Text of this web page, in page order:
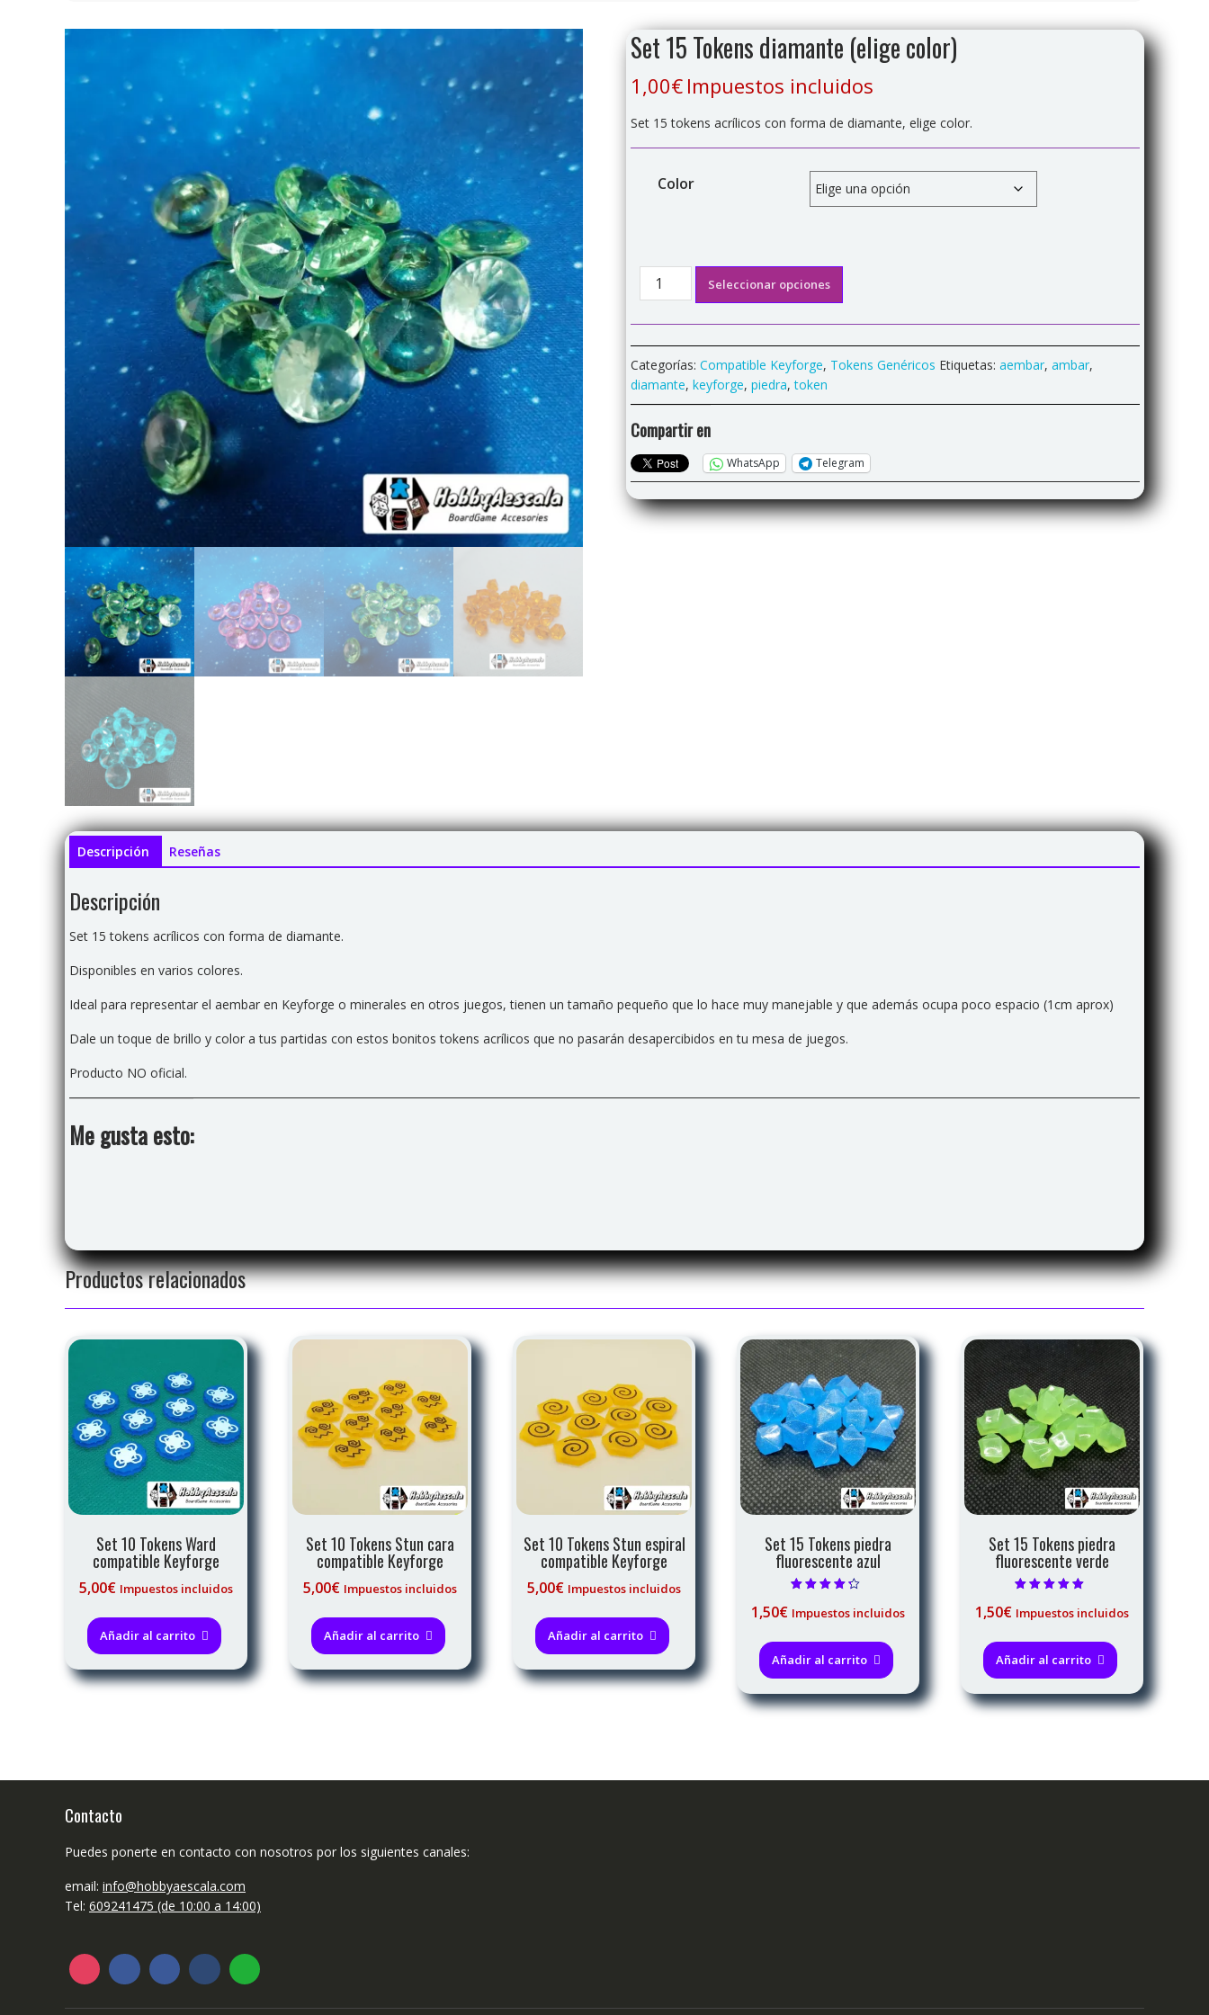
Set 15 Tokens diamante (elige color)
1,00€ Impuestos incluidos
Set 15 tokens acrílicos con forma de diamante, elige color.
Color
Set
color)
cantidad
Seleccionar opciones
Categorías: Compatible Keyforge, Tokens Genéricos Etiquetas: aembar, ambar,
diamante, keyforge, piedra,token
Compartir en
WhatsApp Telegram
Descripción Reseñas
Descripción
Set 15 tokens acrílicos con forma de diamante.
Disponibles en varios colores.
Ideal para representar el aembar en Keyforge o minerales en otros juegos, tienen un tamaño pequeño que lo hace muy manejable y que además ocupa poco espacio (1cm aprox)
Dale un toque de brillo y color a tus partidas con estos bonitos tokens acrílicos que no pasarán desapercibidos en tu mesa de juegos.
Producto NO oficial.
Me gusta esto:
Productos relacionados
Set 10 Tokens Ward
compatible Keyforge
5,00€ Impuestos incluidos
Añadir al carrito
Set 10 Tokens Stun cara
compatible Keyforge
5,00€ Impuestos incluidos
Añadir al carrito
Set 10 Tokens Stun espiral
compatible Keyforge
5,00€ Impuestos incluidos
Añadir al carrito
Set 15 Tokens piedra
fluorescente azul
4.00
1,50€ Impuestos incluidos
Añadir al carrito
Set 15 Tokens piedra
fluorescente verde
5.00
1,50€ Impuestos incluidos
Añadir al carrito
Contacto
Puedes ponerte en contacto con nosotros por los siguientes canales:
email: info@hobbyaescala.com
Tel: 609241475 (de 10:00 a 14:00)